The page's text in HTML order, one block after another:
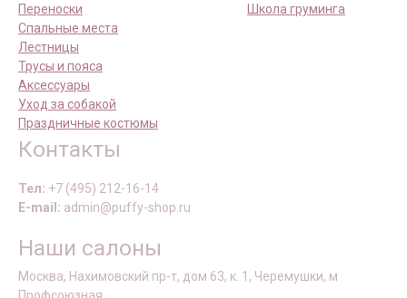
Переноски
Спальные места
Лестницы
Трусы и пояса
Аксессуары
Уход за собакой
Праздничные костюмы
Школа груминга
Контакты
Тел: +7 (495) 212-16-14
E-mail: admin@puffy-shop.ru
Наши салоны
Москва, Нахимовский пр-т, дом 63, к. 1, Черемушки, м
Профсоюзная